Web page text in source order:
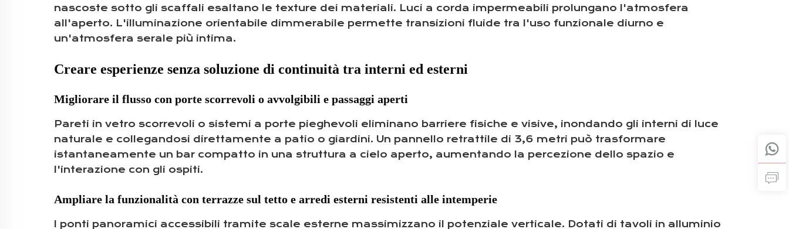
nascoste sotto gli scaffali esaltano le texture dei materiali. Luci a corda impermeabili prolungano l'atmosfera
all'aperto. L'illuminazione orientabile dimmerabile permette transizioni fluide tra l'uso funzionale diurno e
un'atmosfera serale più intima.
Creare esperienze senza soluzione di continuità tra interni ed esterni
Migliorare il flusso con porte scorrevoli o avvolgibili e passaggi aperti
Pareti in vetro scorrevoli o sistemi a porte pieghevoli eliminano barriere fisiche e visive, inondando gli interni di luce
naturale e collegandosi direttamente a patio o giardini. Un pannello retrattile di 3,6 metri può trasformare
istantaneamente un bar compatto in una struttura a cielo aperto, aumentando la percezione dello spazio e
l'interazione con gli ospiti.
Ampliare la funzionalità con terrazze sul tetto e arredi esterni resistenti alle intemperie
I ponti panoramici accessibili tramite scale esterne massimizzano il potenziale verticale. Dotati di tavoli in alluminio